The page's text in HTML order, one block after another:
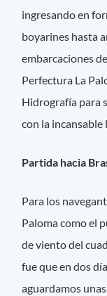
ingresando en
boyarines hasta
embarcaciones
Perfectura La
Hidrografía para
con la incansable
Partida hacia
Para los
Paloma como el
de viento del
fue que en dos
aguardamos